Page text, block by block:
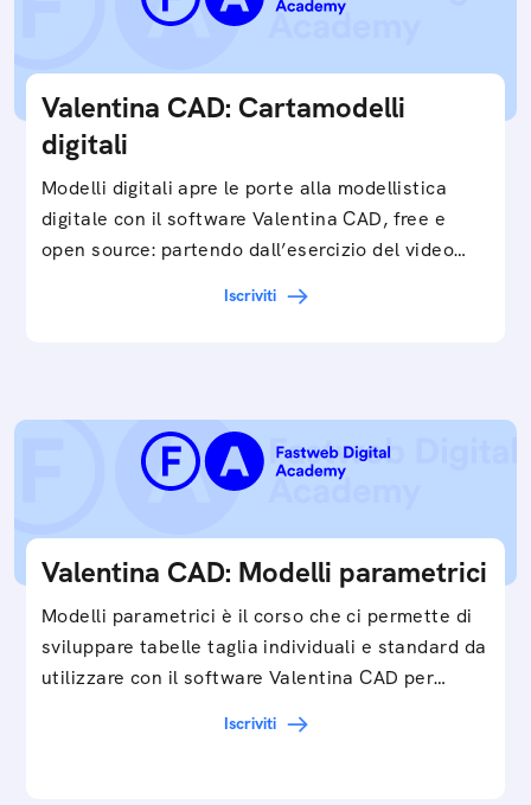
Valentina CAD: Cartamodelli
digitali
Modelli digitali apre le porte alla modellistica
digitale con il software Valentina CAD, free e
open source: partendo dall’esercizio del video…
Iscriviti
Valentina CAD: Modelli parametrici
Modelli parametrici è il corso che ci permette di
sviluppare tabelle taglia individuali e standard da
utilizzare con il software Valentina CAD per…
Iscriviti